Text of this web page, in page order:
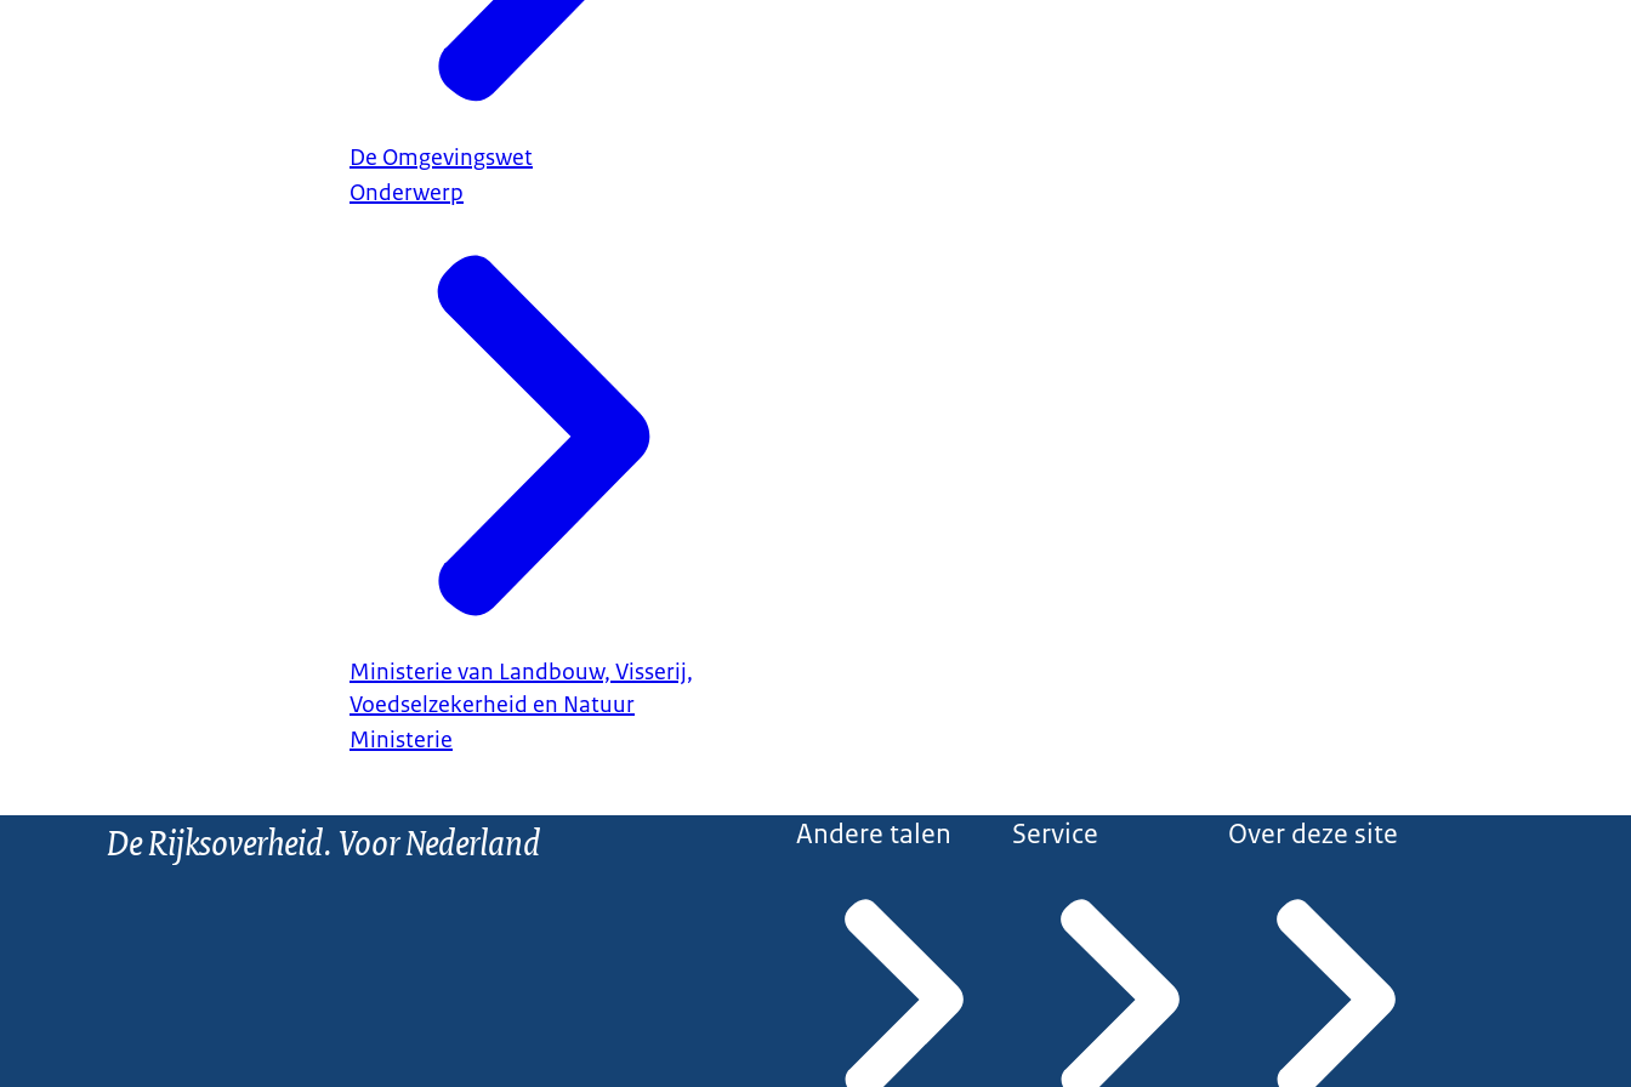
De Omgevingswet
Onderwerp
Ministerie van Landbouw, Visserij,
Voedselzekerheid en Natuur
Ministerie
De Rijksoverheid. Voor Nederland Andere talen Service Over deze site